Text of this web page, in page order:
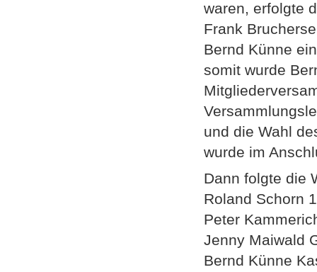
waren, erfolgte
Frank
Bernd Künne
somit wurde
und die Wahl
wurde im
Dann folgte die
Roland Schorn
Peter
Jenny Maiwald
Bernd Künne